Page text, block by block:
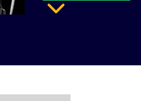
Próximo